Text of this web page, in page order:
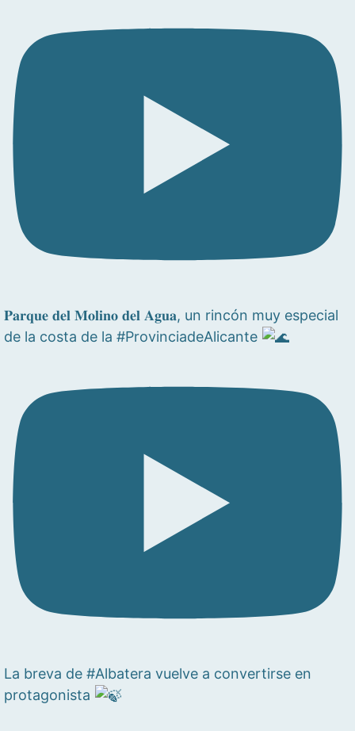
𝐏𝐚𝐫𝐪𝐮𝐞 𝐝𝐞𝐥 𝐌𝐨𝐥𝐢𝐧𝐨 𝐝𝐞𝐥 𝐀𝐠𝐮𝐚, un rincón muy especial
de la costa de la #ProvinciadeAlicante
La breva de #Albatera vuelve a convertirse en
protagonista